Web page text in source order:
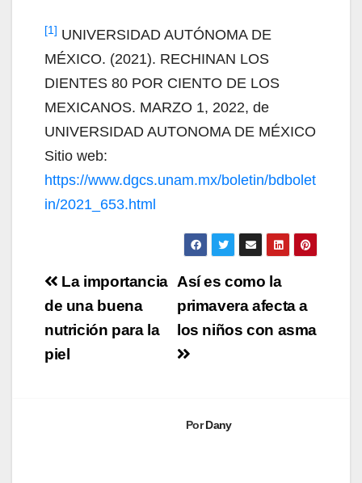
[1] UNIVERSIDAD AUTÓNOMA DE
MÉXICO. (2021). RECHINAN LOS
DIENTES 80 POR CIENTO DE LOS
MEXICANOS. MARZO 1, 2022, de
UNIVERSIDAD AUTONOMA DE MÉXICO
Sitio web:
https://www.dgcs.unam.mx/boletin/bdbolet
in/2021_653.html
Navegación
de
entradas
Así es como la
primavera afecta a
los niños con asma
La importancia
de una buena
nutrición para la
piel
PorDany